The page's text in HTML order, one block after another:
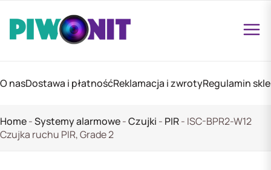
O nasDostawa i płatnośćReklamacja i zwrotyRegulamin
Home-Systemy alarmowe-Czujki - PIR- ISC-BPR2-W12
Czujka ruchu PIR, Grade 2